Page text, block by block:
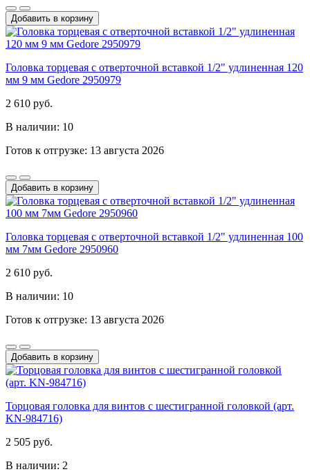
Добавить в корзину
Головка торцевая с отверточной вставкой 1/2" удлиненная 120
мм 9 мм Gedore 2950979
2 610 руб.
В наличии: 10
Готов к отгрузке: 13 августа 2026
Добавить в корзину
Головка торцевая с отверточной вставкой 1/2" удлиненная 100
мм 7мм Gedore 2950960
2 610 руб.
В наличии: 10
Готов к отгрузке: 13 августа 2026
Добавить в корзину
Торцовая головка для винтов с шестигранной головкой (арт.
KN-984716)
2 505 руб.
В наличии: 2